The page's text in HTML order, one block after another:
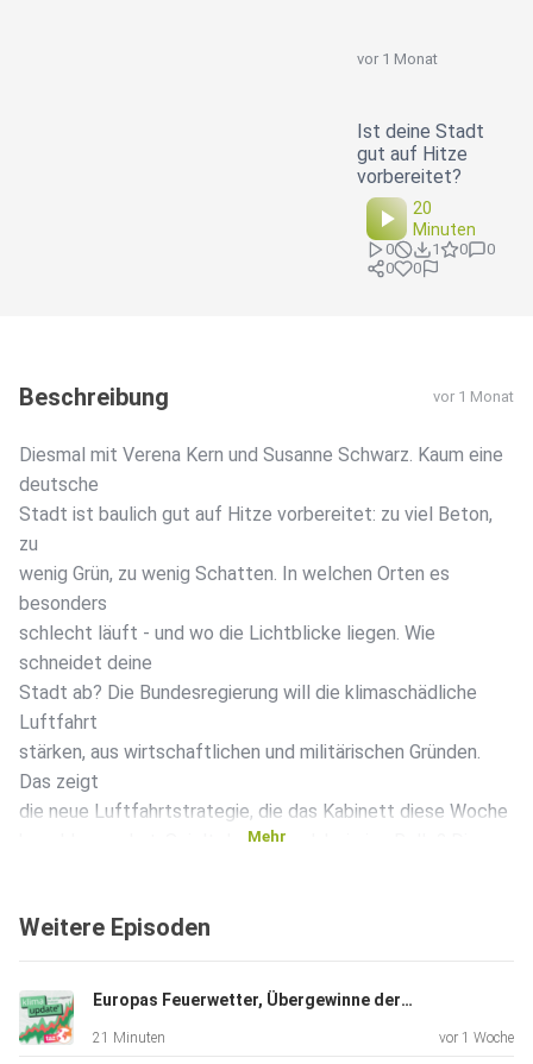
vor 1 Monat
Ist deine Stadt
gut auf Hitze
vorbereitet?
20
Minuten
0 1 0
0
0
0
Beschreibung vor 1 Monat
Diesmal mit Verena Kern und Susanne Schwarz. Kaum eine
deutsche
Stadt ist baulich gut auf Hitze vorbereitet: zu viel Beton,
zu
wenig Grün, zu wenig Schatten. In welchen Orten es
besonders
schlecht läuft - und wo die Lichtblicke liegen. Wie
schneidet deine
Stadt ab? Die Bundesregierung will die klimaschädliche
Luftfahrt
stärken, aus wirtschaftlichen und militärischen Gründen.
Das zeigt
die neue Luftfahrtstrategie, die das Kabinett diese Woche
beschlossen hat. Spielt das Klima dabei eine Rolle? Die
noch.
Wissenschaftler*innen jährlich aktualisieren. -- Das klima
update°
wird jede Woche von Spender:innen unterstützt. Wenn auch
Mehr
Weitere Episoden
Europas Feuerwetter, Übergewinne der Öl-Multis, Recht auf Reparatur
21 Minuten vor 1 Woche